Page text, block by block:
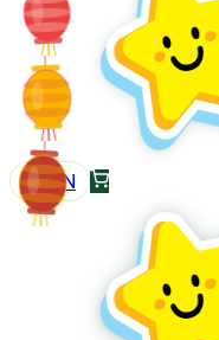
VI/EN